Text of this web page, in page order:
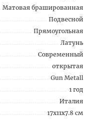
Матовая брашированная
Подвесной
Прямоугольная
Латунь
Современный
открытая
Gun Metall
1 год
Италия
17x11x7.8 см